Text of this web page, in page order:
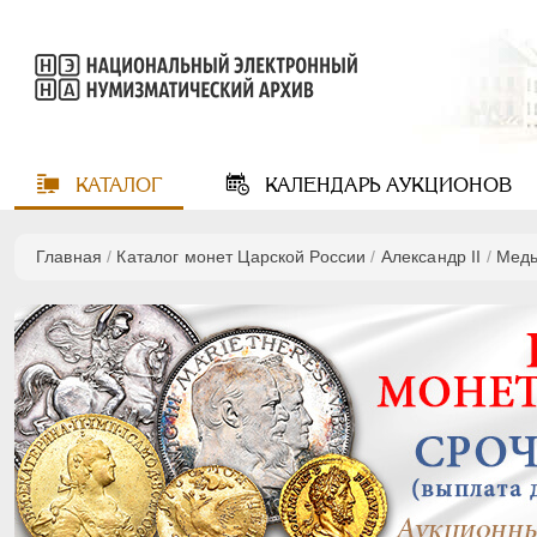
КАТАЛОГ КАЛЕНДАРЬАУКЦИОНОВ
Главная / Каталог монет Царской России / Александр II /